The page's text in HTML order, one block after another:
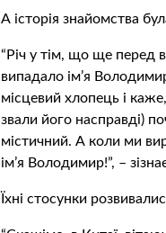
А історія знайомства
“Річ у тім, що ще перед
випадало ім’я
місцевий хлопець і
звали його насправді)
містичний. А коли ми
ім’я Володимир!”, –
Їхні стосунки